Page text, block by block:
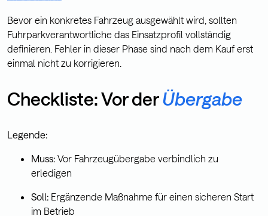
Bevor ein konkretes Fahrzeug ausgewählt wird, sollten
Fuhrparkverantwortliche das Einsatzprofil vollständig
definieren. Fehler in dieser Phase sind nach dem Kauf erst
einmal nicht zu korrigieren.
Checkliste: Vor derÜbergabe
Legende:
Muss: Vor Fahrzeugübergabe verbindlich zu
erledigen
Soll: Ergänzende Maßnahme für einen sicheren Start
im Betrieb